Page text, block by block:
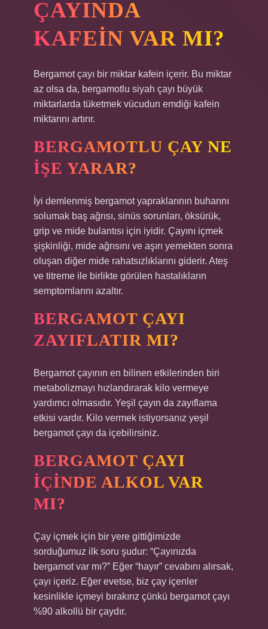
ÇAYINDA
KAFEIN VAR MI?
Bergamot çayı bir miktar kafein içerir. Bu miktar
az olsa da, bergamotlu siyah çayı büyük
miktarlarda tüketmek vücudun emdiği kafein
miktarını artırır.
BERGAMOTLU ÇAY NE
IŞE YARAR?
İyi demlenmiş bergamot yapraklarının buharını
solumak baş ağrısı, sinüs sorunları, öksürük,
grip ve mide bulantısı için iyidir. Çayını içmek
şişkinliği, mide ağrısını ve aşırı yemekten sonra
oluşan diğer mide rahatsızlıklarını giderir. Ateş
ve titreme ile birlikte görülen hastalıkların
semptomlarını azaltır.
BERGAMOT ÇAYI
ZAYIFLATIR MI?
Bergamot çayının en bilinen etkilerinden biri
metabolizmayı hızlandırarak kilo vermeye
yardımcı olmasıdır. Yeşil çayın da zayıflama
etkisi vardır. Kilo vermek istiyorsanız yeşil
bergamot çayı da içebilirsiniz.
BERGAMOT ÇAYI
IÇINDE ALKOL VAR
MI?
Çay içmek için bir yere gittiğimizde
sorduğumuz ilk soru şudur: “Çayınızda
bergamot var mı?” Eğer “hayır” cevabını alırsak,
çayı içeriz. Eğer evetse, biz çay içenler
kesinlikle içmeyi bırakırız çünkü bergamot çayı
%90 alkollü bir çaydır.